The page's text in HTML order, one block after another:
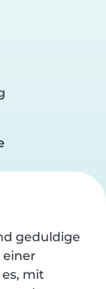
geduldige
mit